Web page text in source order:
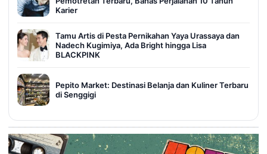
Karier
Tamu Artis di Pesta Pernikahan Yaya Urassaya dan
Nadech Kugimiya, Ada Bright hingga Lisa
BLACKPINK
Pepito Market: Destinasi Belanja dan Kuliner Terbaru
di Senggigi